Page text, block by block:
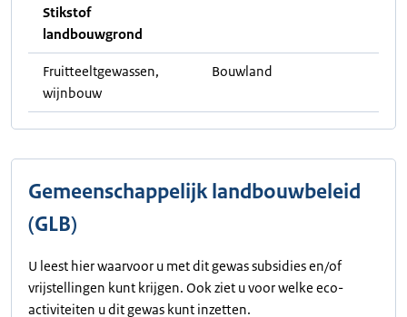
Stikstof
landbouwgrond
Fruitteeltgewassen,
wijnbouw
Bouwland
Gemeenschappelijk landbouwbeleid
(GLB)
U leest hier waarvoor u met dit gewas subsidies en/of
vrijstellingen kunt krijgen. Ook ziet u voor welke eco-
activiteiten u dit gewas kunt inzetten.